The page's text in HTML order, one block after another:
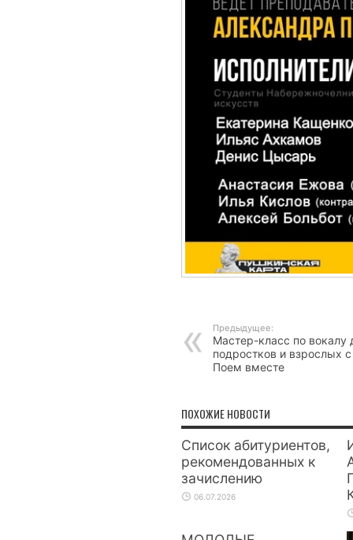
Предыдущее:
Мастер-класс по вокалу
подростков и взрослых
Поем вместе
ПОХОЖИЕ НОВОСТИ
Список абитуриентов,
рекомендованных к
зачислению
06.07.2026